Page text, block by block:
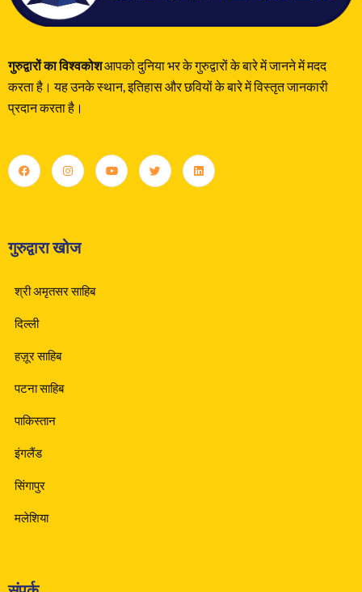
गुरुद्वारों का विश्वकोशआपको दुनिया भर के गुरुद्वारों के बारे में जानने में मदद
करता है। यह उनके स्थान, इतिहास और छवियों के बारे में विस्तृत जानकारी
प्रदान करता है।
गुरुद्वारा खोज
श्री अमृतसर साहिब
दिल्ली
हज़ूर साहिब
पटना साहिब
पाकिस्तान
इंगलैंड
सिंगापुर
मलेशिया